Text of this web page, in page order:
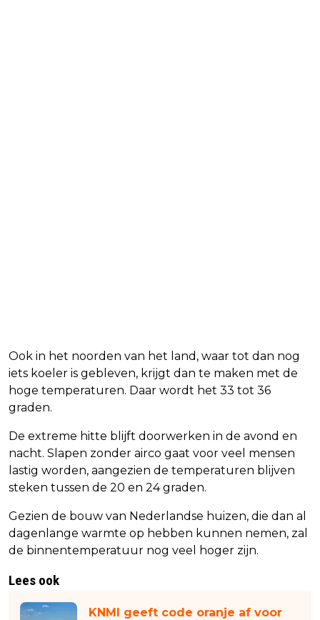
Ook in het noorden van het land, waar tot dan nog
iets koeler is gebleven, krijgt dan te maken met de
hoge temperaturen. Daar wordt het 33 tot 36
graden.
De extreme hitte blijft doorwerken in de avond en
nacht. Slapen zonder airco gaat voor veel mensen
lastig worden, aangezien de temperaturen blijven
steken tussen de 20 en 24 graden.
Gezien de bouw van Nederlandse huizen, die dan al
dagenlange warmte op hebben kunnen nemen, zal
de binnentemperatuur nog veel hoger zijn.
Lees ook
KNMI geeft code oranje af voor